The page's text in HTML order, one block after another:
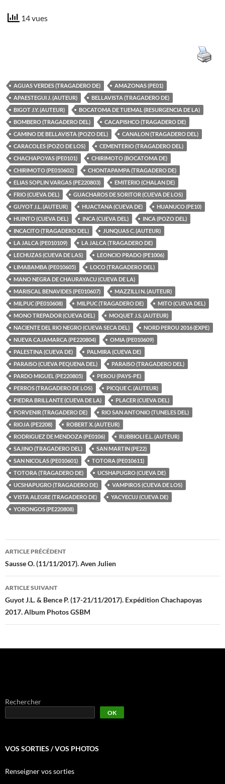
14 vues
AGUAS VERDES (TRAGADERO DE)
AMAZONAS (PE01)
APAESTEGUI J. (AUTEUR)
BELLAVISTA (TRAGADERO DE)
BIGOT J.Y. (AUTEUR)
BOCATOMA DE TUEMAL (RESURGENCIA DE LA)
BOMBERO (TRAGADERO DEL)
CACAPISHCO (TRAGADERO DE)
CAMINO DE BELLAVISTA (POZO DEL)
CANALON (TRAGADERO DEL)
CARACOLES (POZO DE LOS)
CEMENTERIO (TRAGADERO DEL)
CHACHAPOYAS (PE0101)
CHIRIMOTO (BOCATOMA DE)
CHIRIMOTO (PE010602)
CHONTAPAMPA (TRAGADERO DE)
ELIAS SOPLIN VARGAS (PE220803)
EMITERIO (CHALAN DE)
FRIO (CUEVA DEL)
GUACHAROS DE SORITOR (CUEVA DE LOS)
GUYOT J.L. (AUTEUR)
HUACTANA (CUEVA DE)
HUANUCO (PE10)
HUINTO (CUEVA DEL)
INCA (CUEVA DEL)
INCA (POZO DEL)
INCACITO (TRAGADERO DEL)
JUNQUAS C. (AUTEUR)
LA JALCA (PE010109)
LA JALCA (TRAGADERO DE)
LECHUZAS (CUEVA DE LAS)
LEONCIO PRADO (PE1006)
LIMABAMBA (PE010605)
LOCO (TRAGADERO DEL)
MANO NEGRA DE CHAURAYACU (CUEVA DE LA)
MARISCAL BENAVIDES (PE010607)
MAZZILLI N. (AUTEUR)
MILPUC (PE010608)
MILPUC (TRAGADERO DE)
MITO (CUEVA DEL)
MONO TREPADOR (CUEVA DEL)
MOQUET J.S. (AUTEUR)
NACIENTE DEL RIO NEGRO (CUEVA SECA DEL)
NORD PEROU 2016 (EXPE)
NUEVA CAJAMARCA (PE220804)
OMIA (PE010609)
PALESTINA (CUEVA DE)
PALMIRA (CUEVA DE)
PARAISO (CUEVA PEQUENA DEL)
PARAISO (TRAGADERO DEL)
PARDO MIGUEL (PE220805)
PEROU (PAYS-PE)
PERROS (TRAGADERO DE LOS)
PICQUE C. (AUTEUR)
PIEDRA BRILLANTE (CUEVA DE LA)
PLACER (CUEVA DEL)
PORVENIR (TRAGADERO DE)
RIO SAN ANTONIO (TUNELES DEL)
RIOJA (PE2208)
ROBERT X. (AUTEUR)
RODRIGUEZ DE MENDOZA (PE0106)
RUBBIOLI E.L. (AUTEUR)
SAJINO (TRAGADERO DEL)
SAN MARTIN (PE22)
SAN NICOLAS (PE010601)
TOTORA (PE010611)
TOTORA (TRAGADERO DE)
UCSHAPUGRO (CUEVA DE)
UCSHAPUGRO (TRAGADERO DE)
VAMPIROS (CUEVA DE LOS)
VISTA ALEGRE (TRAGADERO DE)
YACYECUJ (CUEVA DE)
YORONGOS (PE220808)
Navigation
des
articles
ARTICLE PRÉCÉDENT
Sausse O. (11/11/2017). Aven Julien
ARTICLE SUIVANT
Guyot J.L. & Bence P. (17-21/11/2017). Expédition Chachapoyas
2017. Album Photos GSBM
Rechercher
OK
VOS SORTIES / VOS PHOTOS
Renseigner vos sorties